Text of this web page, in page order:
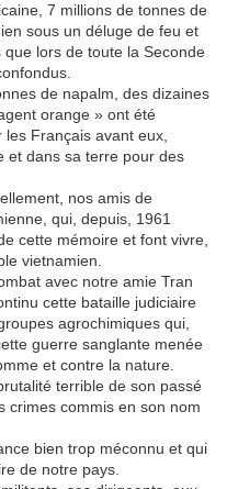
7 millions de tonnes de
sous un déluge de feu et
lors de toute la Seconde
de napalm, des dizaines
orange » ont été
Français avant eux,
et dans sa terre pour des
nos amis de
qui, depuis, 1961
cette mémoire et font vivre,
vietnamien.
avec notre amie Tran
cette bataille judiciaire
agrochimiques qui,
guerre sanglante menée
et contre la nature.
terrible de son passé
crimes commis en son nom
bien trop méconnu et qui
de notre pays.